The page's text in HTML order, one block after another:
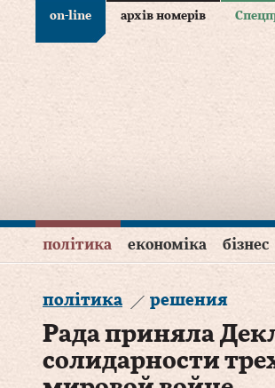
on-line архів номерів
політика економіка бізнес
політика решения
Рада приняла
солидарности